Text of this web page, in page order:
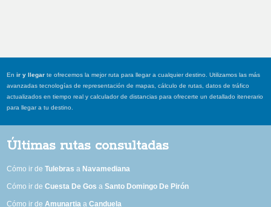
Enir y llegar te ofrecemos la mejor ruta para llegar a cualquier destino. Utilizamos las más
avanzadas tecnologías de representación de mapas, cálculo de rutas, datos de tráfico
actualizados en tiempo real y calculador de distancias para ofrecerte un detallado itenerario
para llegar a tu destino.
Últimas rutas consultadas
Cómo ir deTulebras a Navamediana
Cómo ir deCuesta De Gos aSanto Domingo De Pirón
Cómo ir deAmunartia aCanduela